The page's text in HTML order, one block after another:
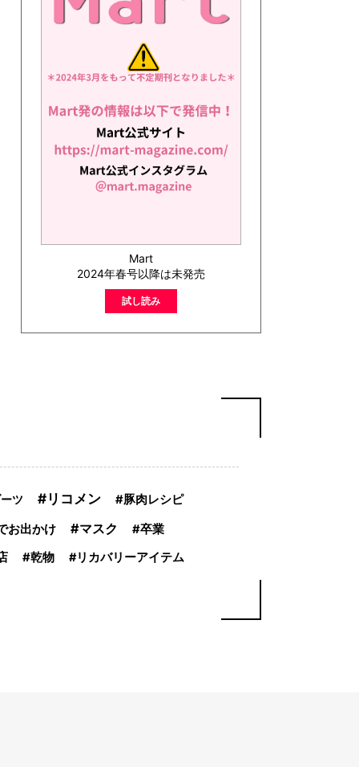
Mart
2024年春号以降は未発売
試し読み
ツ リコメン 豚肉レシピ
お出かけ マスク
卒業
乾物 リカバリーアイテム